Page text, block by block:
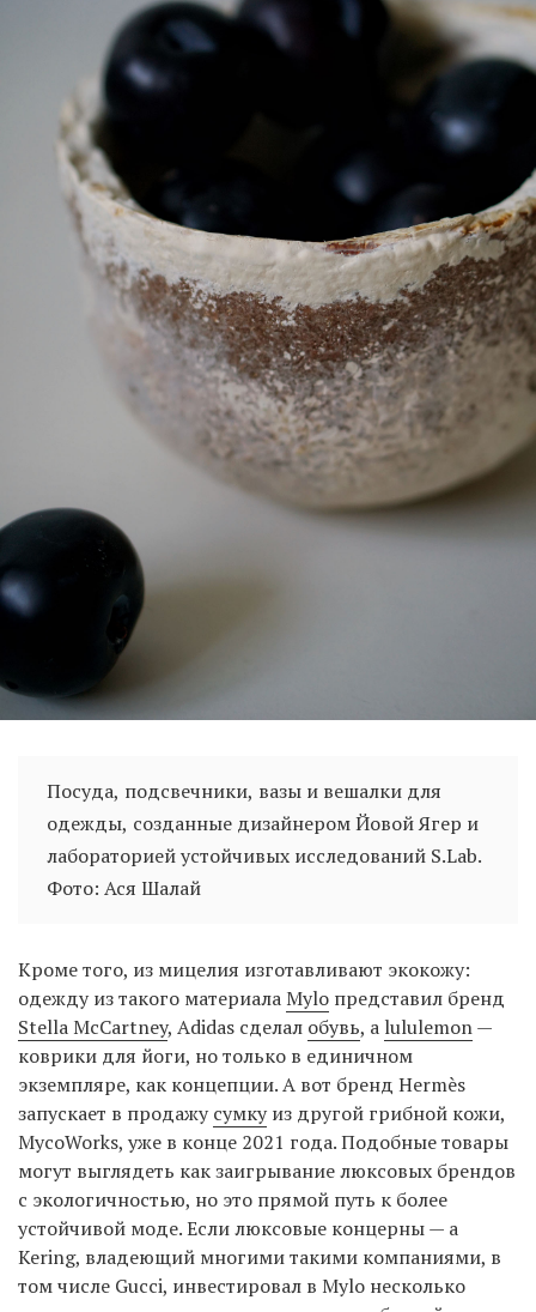
Посуда, подсвечники, вазы и вешалки для
одежды, созданные дизайнером Йовой Ягер и
лабораторией устойчивых исследований S.Lab.
Фото: Ася Шалай
Кроме того, из мицелия изготавливают экокожу:
одежду из такого материалаMylo представил бренд
Stella McCartney, Adidas сделал обувь, а lululemon—
коврики для йоги, но только в единичном
экземпляре, как концепции. А вот бренд Hermès
запускает в продажусумкуиз другой грибной кожи,
MycoWorks, уже в конце 2021 года. Подобные товары
могут выглядеть как заигрывание люксовых брендов
с экологичностью, но это прямой путь к более
устойчивой моде. Если люксовые концерны — а
Kering, владеющий многими такими компаниями, в
том числе Gucci, инвестировал в Mylo несколько